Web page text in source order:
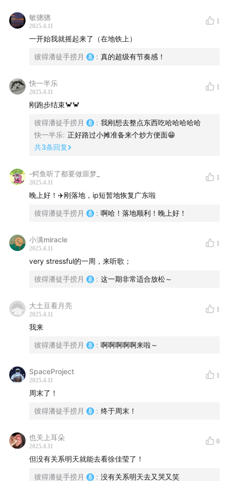
▏35:01▏ 너만 보여 (All I see is you) - Aalia (알리아)
敏骢骢
2025.4.11
1
一开始我就摇起来了（在地铁上）
彼得潘徒手捞月 : 真的超级有节奏感！
快一半乐
2025.4.11
1
刚跑步结束🦀🦀
彼得潘徒手捞月 : 我刚想去整点东西吃哈哈哈哈哈
快一半乐: 正好路过小摊准备来个炒方便面😁
共3条回复
-鳄鱼听了都要做噩梦_
2025.4.11
1
晚上好！✈️刚落地，ip短暂地恢复广东啦
彼得潘徒手捞月 : 啊哈！落地顺利！晚上好！
小满miracle
2025.4.11
1
very stressful的一周，来听歌；
彼得潘徒手捞月 : 这一期非常适合放松～
大土豆看月亮
2025.4.11
1
我来
彼得潘徒手捞月 : 啊啊啊啊啊来啦～
SpaceProject
2025.4.11
1
周末了！
彼得潘徒手捞月 : 终于周末！
也关上耳朵
2025.4.11
0
但没有关系明天就能去看徐佳莹了！
彼得潘徒手捞月 : 没有关系明天去又哭又笑